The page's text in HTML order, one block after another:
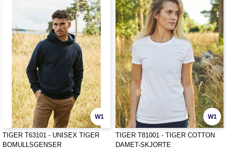
W1
TIGER T63101 - UNISEX TIGER
BOMULLSGENSER
W1
TIGER T81001 - TIGER COTTON
DAMET-SKJORTE